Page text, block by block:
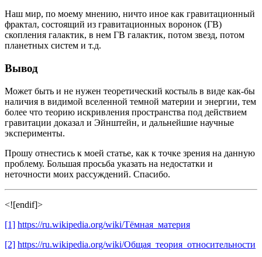
Наш мир, по моему мнению, ничто иное как гравитационный
фрактал, состоящий из гравитационных воронок (ГВ)
скопления галактик, в нем ГВ галактик, потом звезд, потом
планетных систем и т.д.
Вывод
Может быть и не нужен теоретический костыль в виде как-бы
наличия в видимой вселенной темной материи и энергии, тем
более что теорию искривления пространства под действием
гравитации доказал и Эйнштейн, и дальнейшие научные
эксперименты.
Прошу отнестись к моей статье, как к точке зрения на данную
проблему. Большая просьба указать на недостатки и
неточности моих рассуждений. Спасибо.
<![endif]>
[1] https://ru.wikipedia.org/wiki/Тёмная_материя
[2] https://ru.wikipedia.org/wiki/Общая_теория_относительности